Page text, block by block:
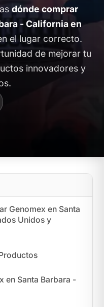
dónde comprar
- California en
el lugar correcto.
de mejorar tu
innovadores y
Genomex en Santa
Unidos y
en Santa Barbara -